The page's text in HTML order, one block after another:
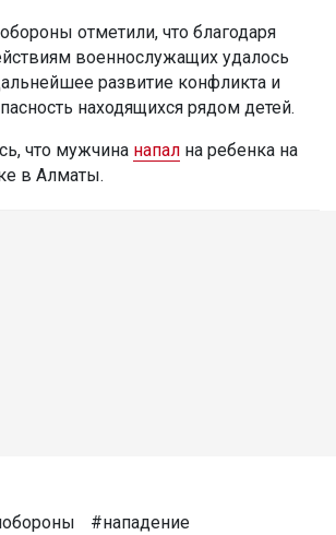
отметили, что благодаря
военнослужащих удалось
развитие конфликта и
находящихся рядом детей.
что мужчина напал на ребенка на
в Алматы.
#нападение